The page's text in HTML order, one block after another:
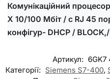
Комунікаційний
X 10/100 Мбіт / с RJ 45
конфігур- DHCP /
Артикул: 6GK7
Категорії: Siemens S7-400,